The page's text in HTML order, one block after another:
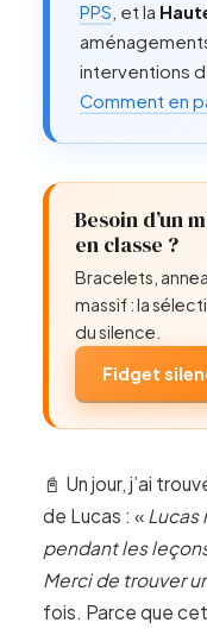
PPS , et la
interventions
Comment en
Besoin d’un
en classe ?
Bracelets,
massif : la
du silence.
Fidget
📓 Un jour, j’ai
de Lucas : « Lucas
pendant les
Merci de trouver
fois. Parce que